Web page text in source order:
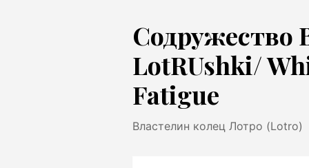
Содружество
LotRUshki/
Fatigue
Властелин колец Лотро (Lotro)